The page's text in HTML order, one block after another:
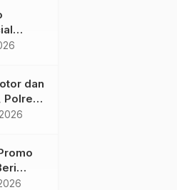
dan
Polres
Daya